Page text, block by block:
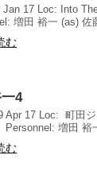
Jan 17 Loc: Into
増田 裕一 (as) 佐
む
4
Apr 17 Loc: 町田
Personnel: 増田
む